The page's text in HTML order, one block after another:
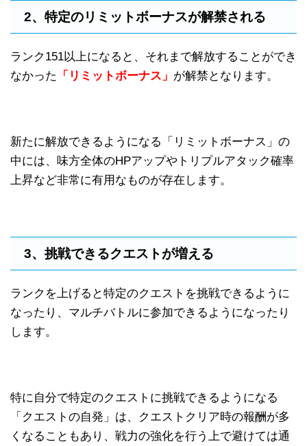
2、特定のリミットボーナスが解禁される
ランク151以上になると、それまで解放することができ
なかった
「リミットボーナス」 が解禁となります。
新たに解放できるようになる「リミットボーナス」の
中には、味方全体のHPアップやトリプルアタック確率
上昇など非常に有用なものが存在します。
3、挑戦できるクエストが増える
ランクを上げると特定のクエストを挑戦できるように
なったり、マルチバトルに参加できるようになったり
します。
特に自分で特定のクエストに挑戦できるようになる
「クエストの自発」は、クエストクリア時の報酬が多
くなることもあり、戦力の強化を行う上で避けては通